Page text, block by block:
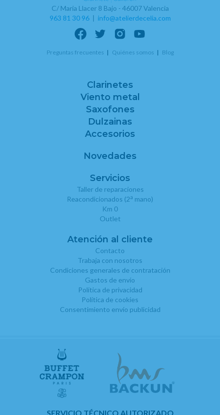
C/ Maria Llacer 8 Bajo - 46007 Valencia
963 81 30 96| info@atelierdecelia.com
Preguntas frecuentes Quiénes somos Blog
Clarinetes
Viento metal
Saxofones
Dulzainas
Accesorios
Novedades
Servicios
Taller de reparaciones
Reacondicionados (2a mano)
Km 0
Outlet
Atención al cliente
Contacto
Trabaja con nosotros
Condiciones generales de contratación
Gastos de envío
Política de privacidad
Política de cookies
Consentimiento envío publicidad
SERVICIO TÉCNICO AUTORIZADO